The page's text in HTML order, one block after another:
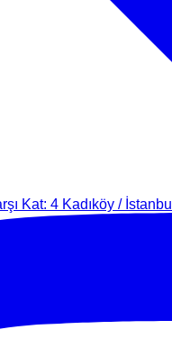
Kat: 4 Kadıköy / İstanbul